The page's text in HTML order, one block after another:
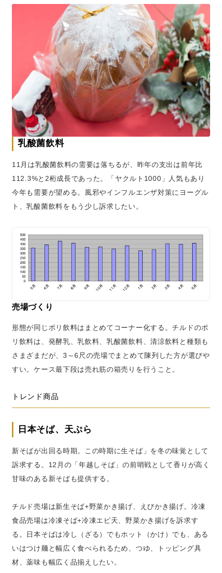
乳酸菌飲料
11月は乳酸菌飲料の需要は落ちるが、昨年の支出は前年比
112.3%と2桁成長であった。「ヤクルト1000」人気もあり
今年も需要が望める。風邪やインフルエンザ対策にヨーグル
ト、乳酸菌飲料をもう少し訴求したい。
売場づくり
形態が同じポリ飲料はまとめてコーナー化する。チルドのポ
リ飲料は、発酵乳、乳飲料、乳酸菌飲料、清涼飲料と種類も
さまざまだが、3～6尺の売場でまとめて陳列した方が選びや
すい。ケース最下段は売れ筋の箱売りを行うこと。
トレンド商品
日本そば、天ぷら
新そばが出回る時期。この時期に生そば」を冬の味覚として
訴求する。12月の「年越しそば」の前哨戦として香りが高く
甘味のある新そばも提供する。
チルド売場は新生そば+野菜かき揚げ、えびかき揚げ。冷凍
食品売場は冷凍そば+冷凍エビ天、野菜かき揚げを訴求す
る。日本そばは冷し（ざる）でもホット（かけ）でも、ある
いはつけ麺と幅広く食べられるため、つゆ、トッピング具
材、薬味も幅広く品揃えしたい。